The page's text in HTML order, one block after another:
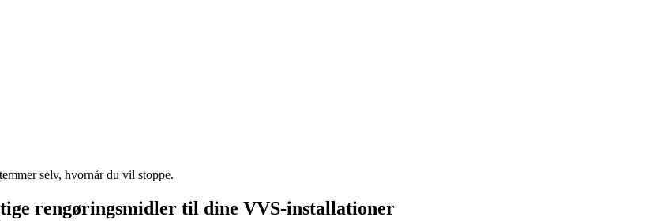
selv, hvornår du vil stoppe.
rengøringsmidler til dine VVS-installationer